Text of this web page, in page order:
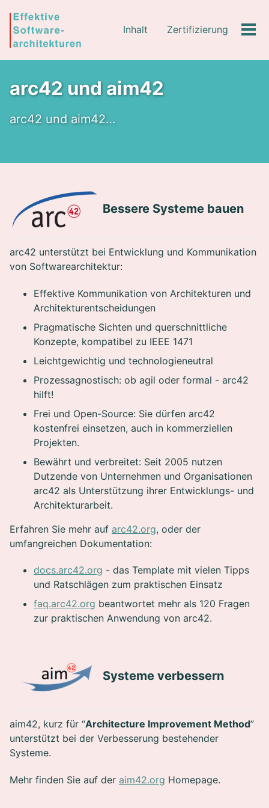
primary
navigation
content
footer
Inhalt Zertifizierung
arc42 und aim42
arc42 und aim42…
Bessere Systeme bauen
arc42 unterstützt bei Entwicklung und Kommunikation
von Softwarearchitektur:
Effektive Kommunikation von Architekturen und
Architekturentscheidungen
Pragmatische Sichten und querschnittliche
Konzepte, kompatibel zu IEEE 1471
Leichtgewichtig und technologieneutral
Prozessagnostisch: ob agil oder formal - arc42
hilft!
Frei und Open-Source: Sie dürfen arc42
kostenfrei einsetzen, auch in kommerziellen
Projekten.
Bewährt und verbreitet: Seit 2005 nutzen
Dutzende von Unternehmen und Organisationen
arc42 als Unterstützung ihrer Entwicklungs- und
Architekturarbeit.
Erfahren Sie mehr auf arc42.org, oder der
umfangreichen Dokumentation:
docs.arc42.org - das Template mit vielen Tipps
und Ratschlägen zum praktischen Einsatz
faq.arc42.org beantwortet mehr als 120 Fragen
zur praktischen Anwendung von arc42.
Systeme verbessern
aim42, kurz für “Architecture Improvement Method”
unterstützt bei der Verbesserung bestehender
Systeme.
Mehr finden Sie auf der aim42.org Homepage.